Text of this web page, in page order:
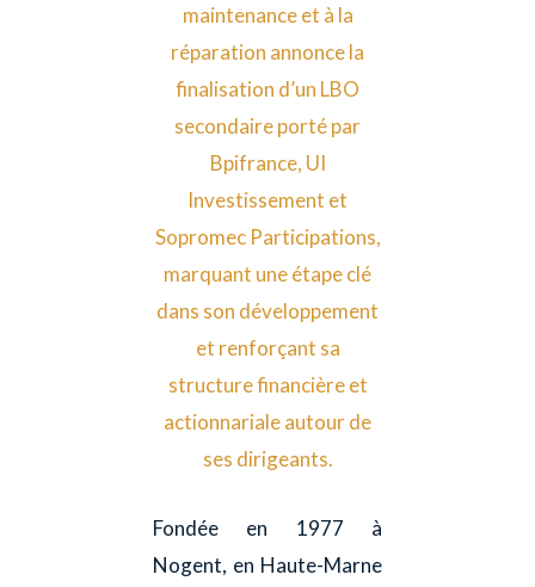
maintenance et à la
réparation annonce la
finalisation d’un LBO
secondaire porté par
Bpifrance, UI
Investissement et
Sopromec Participations,
marquant une étape clé
dans son développement
et renforçant sa
structure financière et
actionnariale autour de
ses dirigeants.
Fondée en 1977 à
Nogent, en Haute-Marne